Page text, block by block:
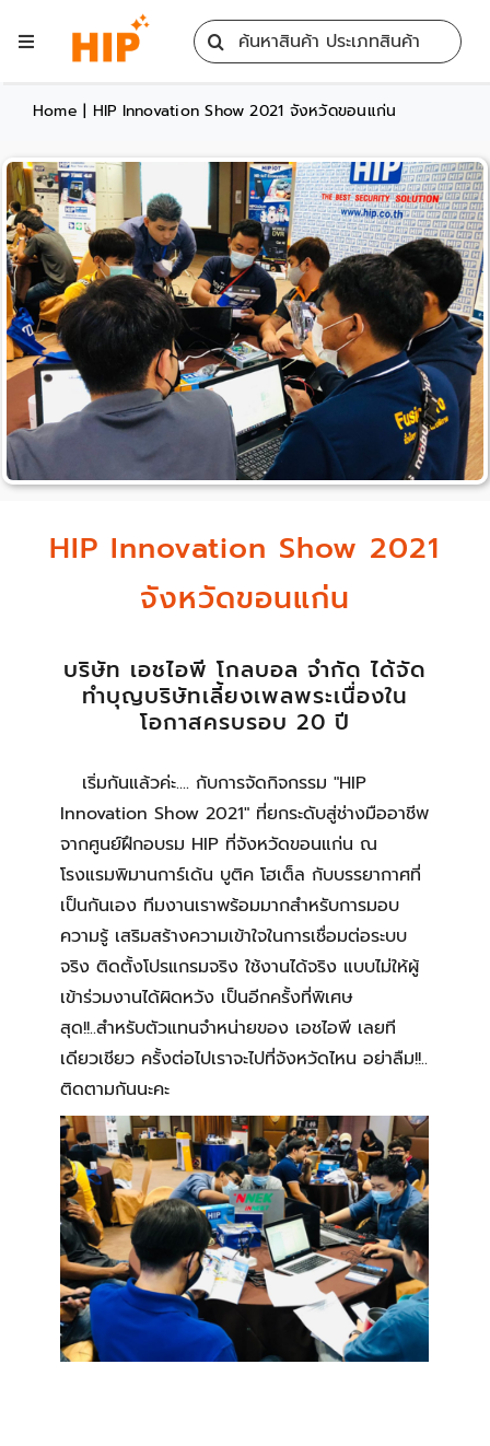
Toggle
Home
All Products
Training
Blog
Services
Contact
Search
for:
Home | HIP Innovation Show 2021 จังหวัดขอนแก่น
HIP Innovation Show 2021
จังหวัดขอนแก่น
บริษัท เอชไอพี โกลบอล จำกัด ได้จัด
ทำบุญบริษัทเลี้ยงเพลพระเนื่องใน
โอกาสครบรอบ 20 ปี
เริ่มกันแล้วค่ะ.... กับการจัดกิจกรรม "HIP
Innovation Show 2021" ที่ยกระดับสู่ช่างมืออาชีพ
จากศูนย์ฝึกอบรม HIP ที่จังหวัดขอนแก่น ณ
โรงแรมพิมานการ์เด้น บูติค โฮเต็ล กับบรรยากาศที่
เป็นกันเอง ทีมงานเราพร้อมมากสำหรับการมอบ
ความรู้ เสริมสร้างความเข้าใจในการเชื่อมต่อระบบ
จริง ติดตั้งโปรแกรมจริง ใช้งานได้จริง แบบไม่ให้ผู้
เข้าร่วมงานได้ผิดหวัง เป็นอีกครั้งที่พิเศษ
สุด!!..สำหรับตัวแทนจำหน่ายของ เอชไอพี เลยที
เดียวเชียว ครั้งต่อไปเราจะไปที่จังหวัดไหน อย่าลืม!!..
ติดตามกันนะคะ